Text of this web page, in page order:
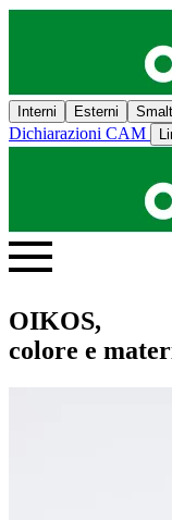
Interni Esterni
Dichiarazioni CAM
OIKOS,
colore e